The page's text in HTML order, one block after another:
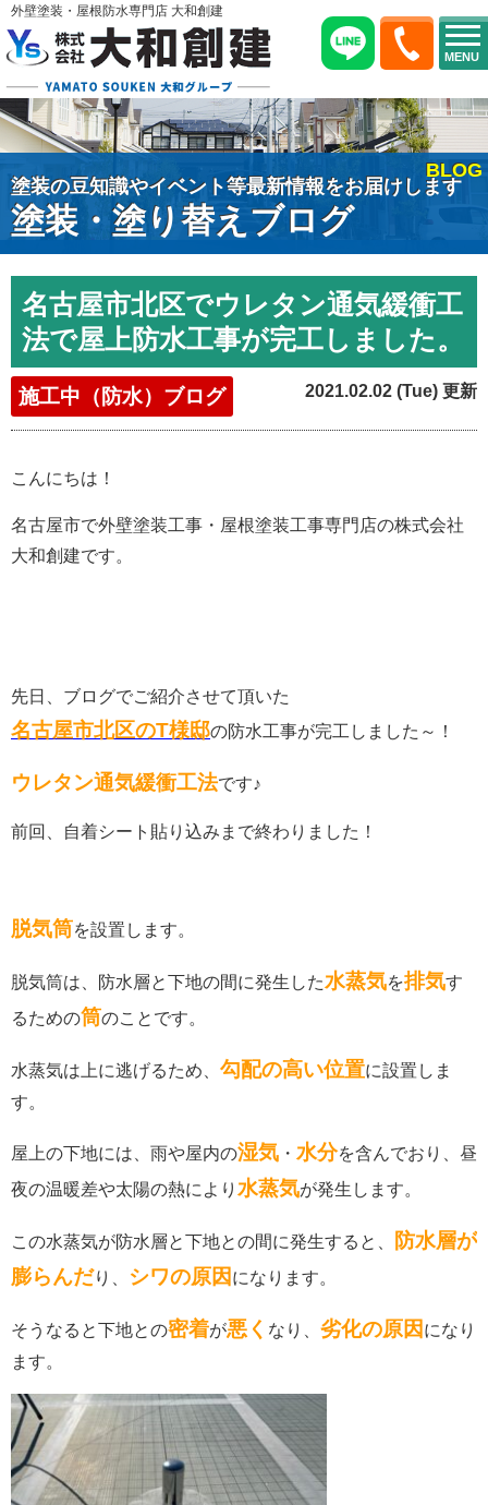
MENU
外壁塗装・屋根防水専門店 大和創建
塗装の豆知識やイベント等最新情報をお届けします
塗装・塗り替えブログ
BLOG
名古屋市北区でウレタン通気緩衝工
法で屋上防水工事が完工しました。
施工中（防水）ブログ 2021.02.02 (Tue) 更新
こんにちは！
名古屋市で外壁塗装工事・屋根塗装工事専門店の株式会社
大和創建です。
先日、ブログでご紹介させて頂いた
名古屋市北区のT様邸の防水工事が完工しました～！
ウレタン通気緩衝工法です♪
前回、自着シート貼り込みまで終わりました！
脱気筒を設置します。
脱気筒は、防水層と下地の間に発生した水蒸気を排気す
るための筒のことです。
水蒸気は上に逃げるため、 勾配の高い位置に設置しま
す。
屋上の下地には、雨や屋内の湿気 ・ 水分を含んでおり、昼
夜の温暖差や太陽の熱により 水蒸気が発生します。
この水蒸気が防水層と下地との間に発生すると、
防水層が
膨らんだり、 シワの原因 になります。
そうなると下地との密着が悪く なり、 劣化の原因 になり
ます。